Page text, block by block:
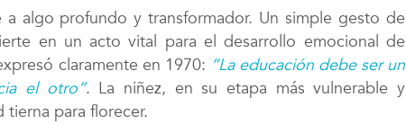
a algo profundo y transformador. Un simple gesto de
en un acto vital para el desarrollo emocional de
claramente en 1970: “La educación debe ser un
el otro”. La niñez, en su etapa más vulnerable y
tierna para florecer.